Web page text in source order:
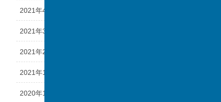
2021年4月
2021年3月
2021年2月
2021年1月
2020年12月